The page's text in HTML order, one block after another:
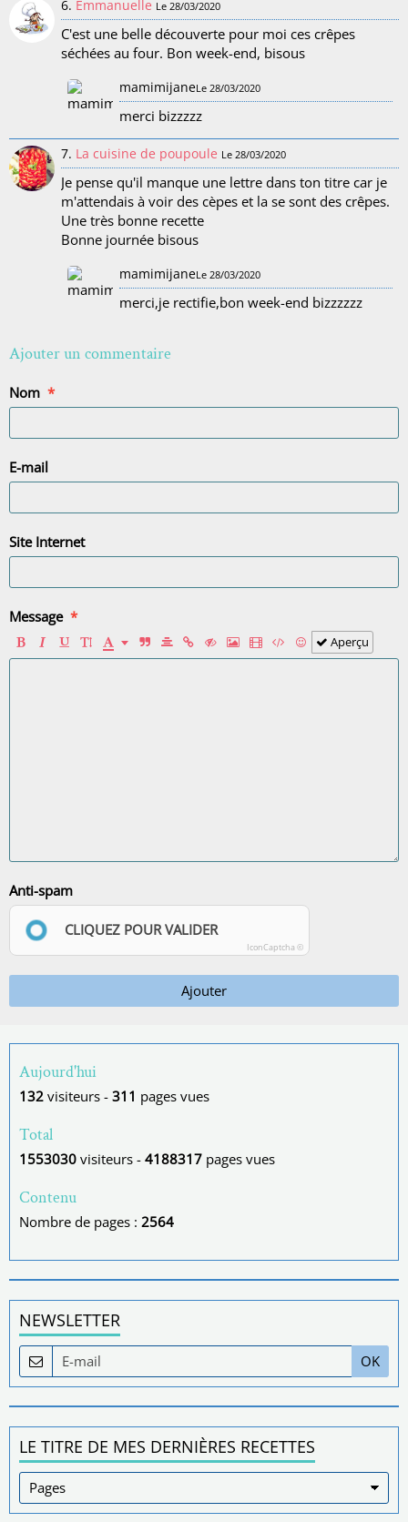
6. Emmanuelle Le 28/03/2020
C'est une belle découverte pour moi ces crêpes
séchées au four. Bon week-end, bisous
mamimijaneLe 28/03/2020
merci bizzzzz
7. La cuisine de poupoule Le 28/03/2020
Je pense qu'il manque une lettre dans ton titre car je
m'attendais à voir des cèpes et la se sont des crêpes.
Une très bonne recette
Bonne journée bisous
mamimijaneLe 28/03/2020
merci,je rectifie,bon week-end bizzzzzz
Ajouter un commentaire
Nom
E-mail
Site Internet
Message
Aperçu
Anti-spam
CLIQUEZ POUR VALIDER
IconCaptcha ©
Ajouter
Aujourd'hui
132 visiteurs - 311 pages vues
Total
1553030 visiteurs - 4188317 pages vues
Contenu
Nombre de pages : 2564
NEWSLETTER
OK
LE TITRE DE MES DERNIÈRES RECETTES